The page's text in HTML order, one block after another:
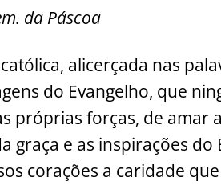
p
y
Li
n
k
ar
e
da Páscoa
alicerçada nas
do Evangelho, que
próprias forças, de amar
graça e as inspirações
corações a caridade